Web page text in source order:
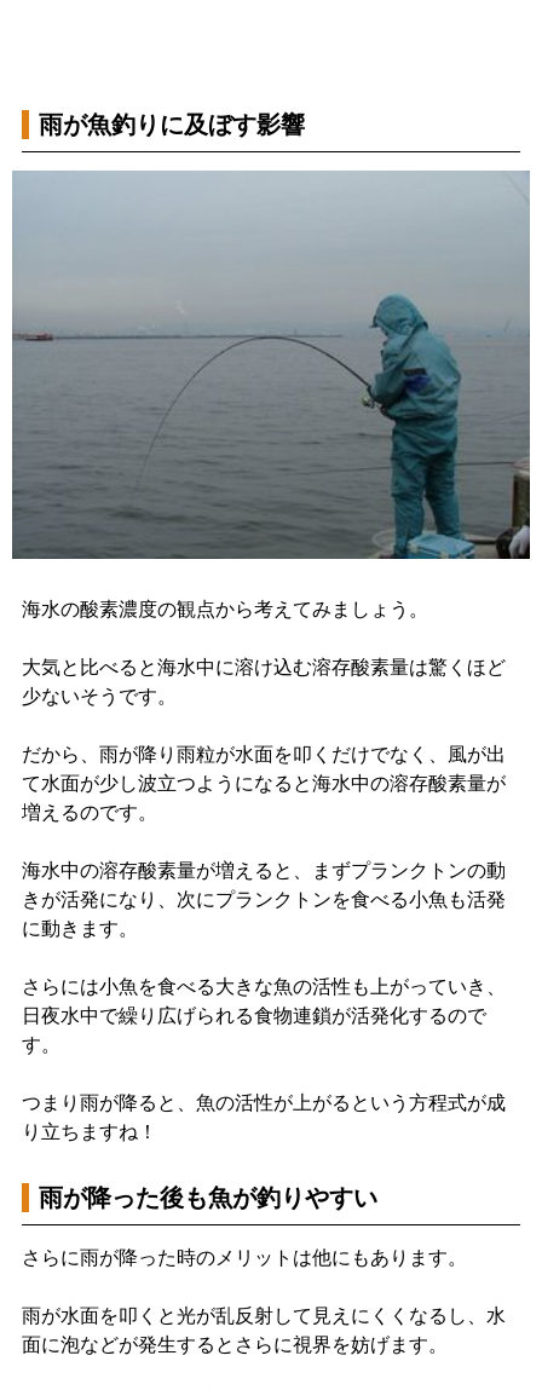
雨が魚釣りに及ぼす影響
海水の酸素濃度の観点から考えてみましょう。
大気と比べると海水中に溶け込む溶存酸素量は驚くほど
少ないそうです。
だから、雨が降り雨粒が水面を叩くだけでなく、風が出
て水面が少し波立つようになると海水中の溶存酸素量が
増えるのです。
海水中の溶存酸素量が増えると、まずプランクトンの動
きが活発になり、次にプランクトンを食べる小魚も活発
に動きます。
さらには小魚を食べる大きな魚の活性も上がっていき、
日夜水中で繰り広げられる食物連鎖が活発化するので
す。
つまり雨が降ると、魚の活性が上がるという方程式が成
り立ちますね！
雨が降った後も魚が釣りやすい
さらに雨が降った時のメリットは他にもあります。
雨が水面を叩くと光が乱反射して見えにくくなるし、水
面に泡などが発生するとさらに視界を妨げます。